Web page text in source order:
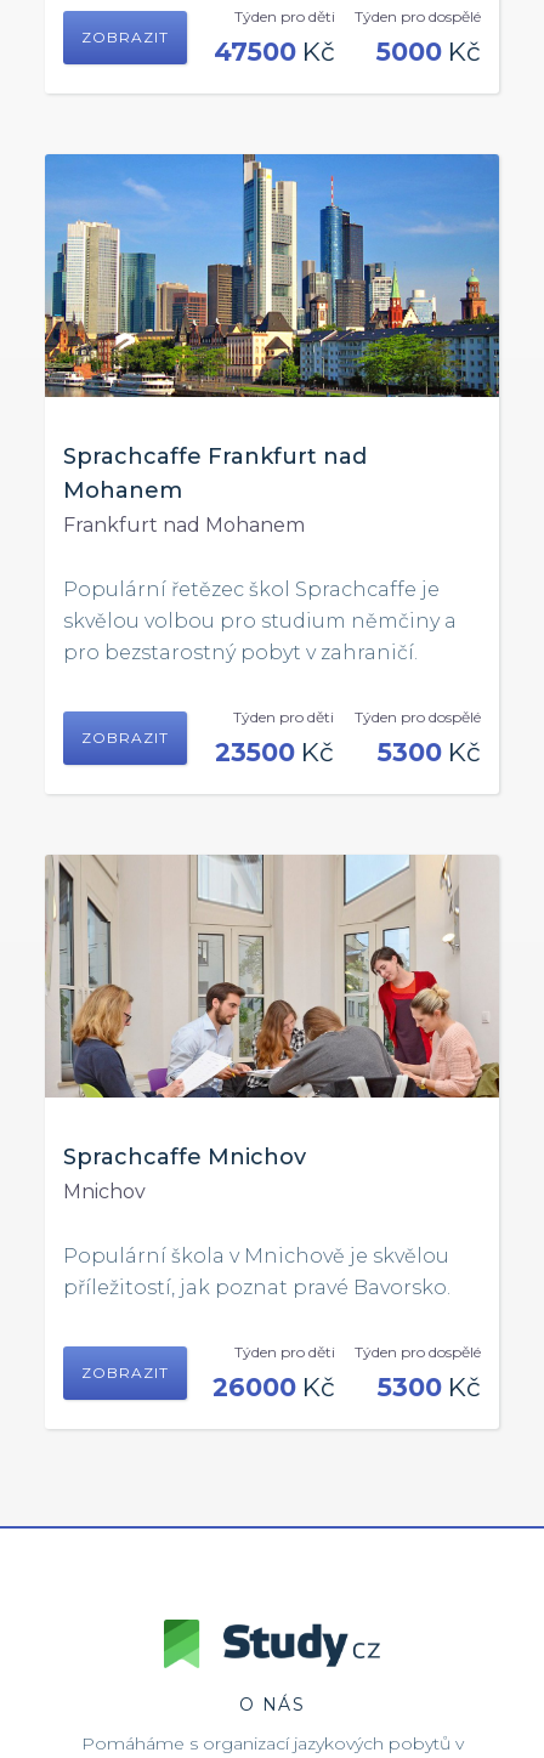
ZOBRAZIT
Týden pro děti
47500 Kč
Týden pro dospělé
5000 Kč
Sprachcaffe Frankfurt nad
Mohanem
Frankfurt nad Mohanem
Populární řetězec škol Sprachcaffe je
skvělou volbou pro studium němčiny a
pro bezstarostný pobyt v zahraničí.
ZOBRAZIT
Týden pro děti
23500 Kč
Týden pro dospělé
5300 Kč
Sprachcaffe Mnichov
Mnichov
Populární škola v Mnichově je skvělou
příležitostí, jak poznat pravé Bavorsko.
ZOBRAZIT
Týden pro děti
26000 Kč
Týden pro dospělé
5300 Kč
O NÁS
Pomáháme s organizací jazykových pobytů v